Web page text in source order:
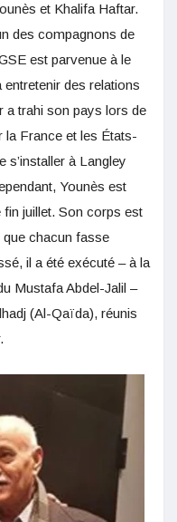
et Khalifa Haftar.
des compagnons de
est parvenue à le
des relations
trahi son pays lors de
la France et les États-
s’installer à Langley
Younès est
juillet. Son corps est
que chacun fasse
il a été exécuté – à la
Mustafa Abdel-Jalil –
(Al-Qaïda), réunis